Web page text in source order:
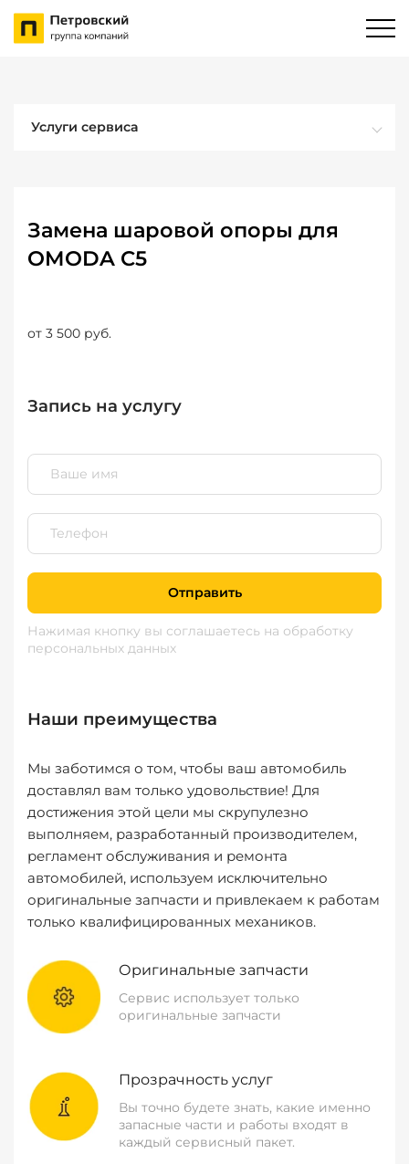
Услуги сервиса
Замена шаровой опоры для
OMODA C5
от 3 500 руб.
Запись на услугу
Отправить
Нажимая кнопку вы соглашаетесь на обработку
персональных данных
Наши преимущества
Мы заботимся о том, чтобы ваш автомобиль
доставлял вам только удовольствие! Для
достижения этой цели мы скрупулезно
выполняем, разработанный производителем,
регламент обслуживания и ремонта
автомобилей, используем исключительно
оригинальные запчасти и привлекаем к работам
только квалифицированных механиков.
Оригинальные запчасти
Сервис использует только
оригинальные запчасти
Прозрачность услуг
Вы точно будете знать, какие именно
запасные части и работы входят в
каждый сервисный пакет.